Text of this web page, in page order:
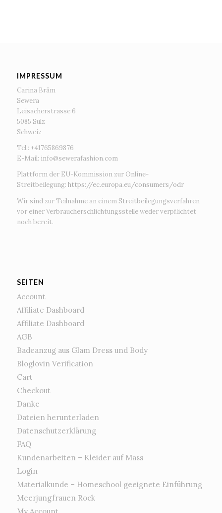
IMPRESSUM
Carina Bräm
Sewera
Leisacherstrasse 6
5085 Sulz
Schweiz
Tel.: +41765869876
E-Mail: info@sewerafashion.com
Plattform der EU-Kommission zur Online-
Streitbeilegung: https://ec.europa.eu/consumers/odr
Wir sind zur Teilnahme an einem Streitbeilegungsverfahren
vor einer Verbraucherschlichtungsstelle weder verpflichtet
noch bereit.
SEITEN
Account
Affiliate Dashboard
Affiliate Dashboard
AGB
Badeanzug aus Glam Dress und Body
Bloglovin Verification
Cart
Checkout
Danke
Dateien herunterladen
Datenschutzerklärung
FAQ
Kundenarbeiten – Kleider auf Mass
Login
Materialkunde – Homeschool geeignete Einführung
Meerjungfrauen Rock